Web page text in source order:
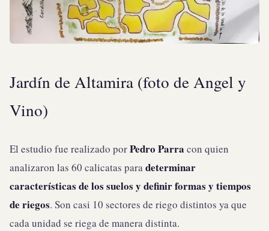
Jardín de Altamira (foto de Angel y
Vino)
El estudio fue realizado porPedro Parra con quien
analizaron las 60 calicatas para determinar
características de los suelos y definir formas y tiempos
de riegos. Son casi 10 sectores de riego distintos ya que
cada unidad se riega de manera distinta.